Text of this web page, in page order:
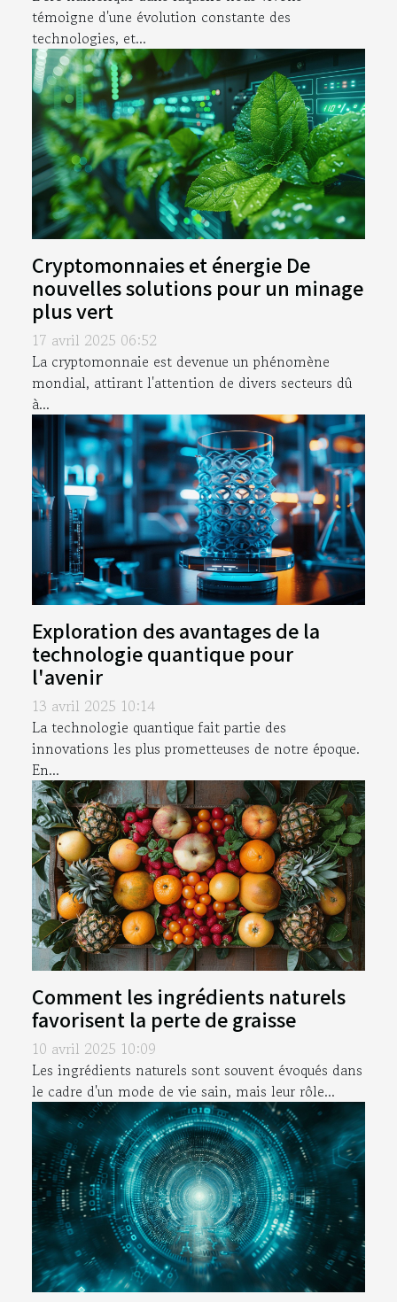
témoigne d'une évolution constante des
technologies, et...
Cryptomonnaies et énergie De
nouvelles solutions pour un minage
plus vert
17 avril 2025 06:52
La cryptomonnaie est devenue un phénomène
mondial, attirant l'attention de divers secteurs dû
à...
Exploration des avantages de la
technologie quantique pour
l'avenir
13 avril 2025 10:14
La technologie quantique fait partie des
innovations les plus prometteuses de notre époque.
En...
Comment les ingrédients naturels
favorisent la perte de graisse
10 avril 2025 10:09
Les ingrédients naturels sont souvent évoqués dans
le cadre d'un mode de vie sain, mais leur rôle...